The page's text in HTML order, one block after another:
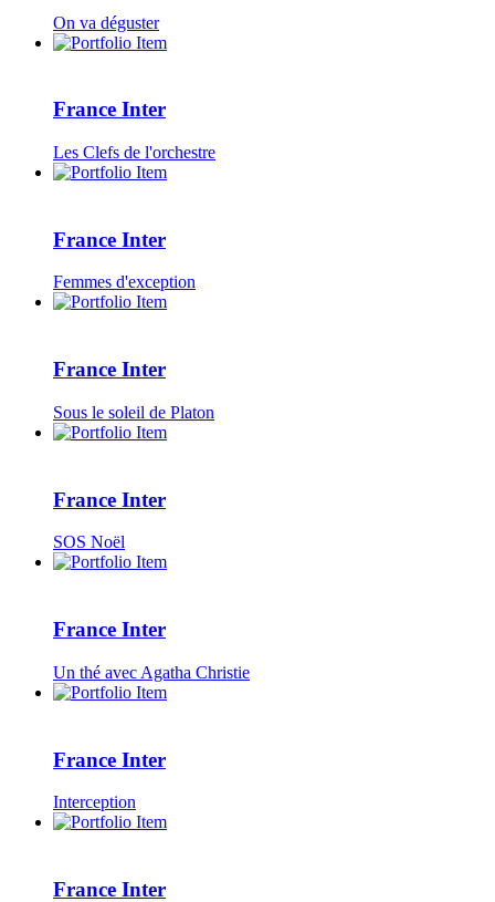
On va déguster
France Inter
Les Clefs de l'orchestre
France Inter
Femmes d'exception
France Inter
Sous le soleil de Platon
France Inter
SOS Noël
France Inter
Un thé avec Agatha Christie
France Inter
Interception
France Inter